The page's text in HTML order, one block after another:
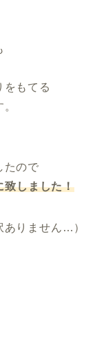
をもてる
たので
致しました！
ありません…）